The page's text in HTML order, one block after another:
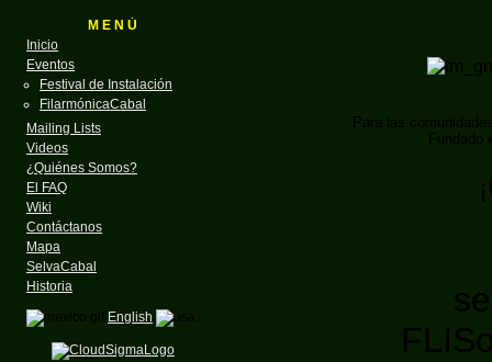
M E N Ú
Inicio
Eventos
Festival de Instalación
FilarmónicaCabal
Mailing Lists
Videos
¿Quiénes Somos?
El FAQ
Wiki
Contáctanos
Mapa
SelvaCabal
Historia
English
Para las
Fundado